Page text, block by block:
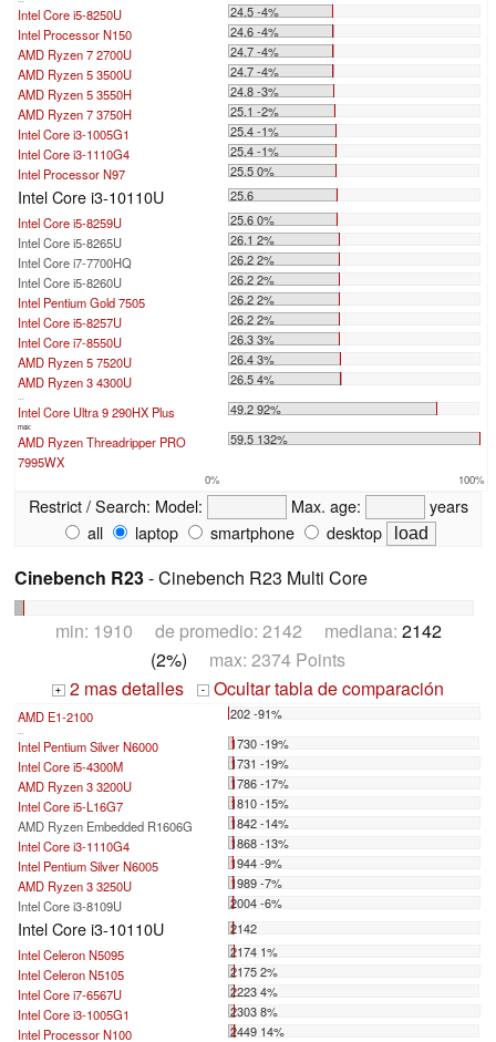
Intel Core i5-8250U
24.5 -4%
Intel Processor N150
24.6 -4%
AMD Ryzen 7 2700U
24.7 -4%
AMD Ryzen 5 3500U
24.7 -4%
AMD Ryzen 5 3550H
24.8 -3%
AMD Ryzen 7 3750H
25.1 -2%
Intel Core i3-1005G1
25.4 -1%
Intel Core i3-1110G4
25.4 -1%
Intel Processor N97
25.5 0%
Intel Core i3-10110U
25.6
Intel Core i5-8259U
25.6 0%
Intel Core i5-8265U
26.1 2%
Intel Core i7-7700HQ
26.2 2%
Intel Core i5-8260U
26.2 2%
Intel Pentium Gold 7505
26.2 2%
Intel Core i5-8257U
26.2 2%
Intel Core i7-8550U
26.3 3%
AMD Ryzen 5 7520U
26.4 3%
AMD Ryzen 3 4300U
26.5 4%
Intel Core Ultra 9 290HX Plus 49.2 92%
max:
AMD Ryzen Threadripper PRO
7995WX
59.5 132%
0% 100%
Restrict / Search: Model: Max. age:
years
all
laptop smartphone desktop
Cinebench R23- Cinebench R23 Multi Core
min: 1910 de promedio: 2142 mediana: 2142
(2%) max: 2374 Points
+ 2 mas detalles - Ocultar tabla de comparación
AMD E1-2100 202 -91%
...
Intel Pentium Silver N6000
1730 -19%
Intel Core i5-4300M
1731 -19%
AMD Ryzen 3 3200U
1786 -17%
Intel Core i5-L16G7
1810 -15%
AMD Ryzen Embedded R1606G
1842 -14%
Intel Core i3-1110G4
1868 -13%
Intel Pentium Silver N6005
1944 -9%
AMD Ryzen 3 3250U
1989 -7%
Intel Core i3-8109U
2004 -6%
Intel Core i3-10110U
2142
Intel Celeron N5095
2174 1%
Intel Celeron N5105
2175 2%
Intel Core i7-6567U
2223 4%
Intel Core i3-1005G1
2303 8%
Intel Processor N100
2449 14%